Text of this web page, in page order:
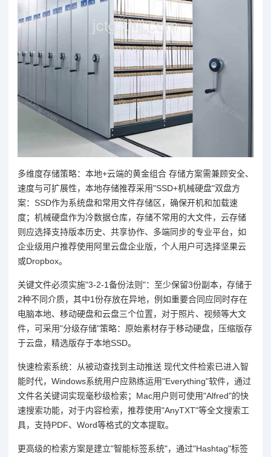
多维度存储策略：本地+云端的黄金组合 存储方案需兼顾安全、
速度与可扩展性，本地存储推荐采用"SSD+机械硬盘"双盘方
案：SSD作为系统盘和常用文件存储区，确保开机和加载速
度；机械硬盘作为冷数据仓库，存储不常用的大文件，云存储
则应选择支持版本历史、共享协作、多端同步的专业平台，如
企业级用户推荐使用阿里云盘企业版，个人用户可选择坚果云
或Dropbox。
关键文件必须实施"3-2-1备份法则"：至少保留3份副本，存储于
2种不同介质，其中1份存放在异地，例如重要合同应同时存在
电脑本地、移动硬盘和云盘三个位置，对于照片、视频等大文
件，可采用"分级存储"策略：原始素材存于移动硬盘，压缩版存
于云盘，精选版存于本地SSD。
快速检索系统：从被动查找到主动推送 现代文件检索已进入智
能时代，Windows系统用户应熟练运用"Everything"软件，通过
文件名关键词实现毫秒级检索；Mac用户则可使用"Alfred"的快
速搜索功能，对于内容检索，推荐使用"AnyTXT"等全文搜索工
具，支持PDF、Word等格式的文本提取。
更高级的检索方案是建立"智能标签系统"，通过"Hashtag"标签